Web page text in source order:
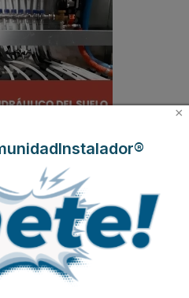
del suelo radiante:
marcha
a
boletines
×